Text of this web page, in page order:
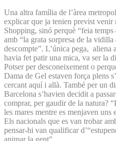
Una altra família de l’àrea
explicar que ja tenien previst venir
Shopping, sinó perquè “feia
amb “la grata sorpresa de la
descompte”. L’única pega, aliena
havia fet patir una mica, va ser la
Potser per desconeixement o
Dama de Gel estaven força plens
cercant aquí i allà. També per un
Barcelona s’havien decidit a
comprar, per gaudir de la natura?
les mares mentre es menjaven uns
Els nacionals que es van trobar
pensar-hi van qualificar
animar la gent”.